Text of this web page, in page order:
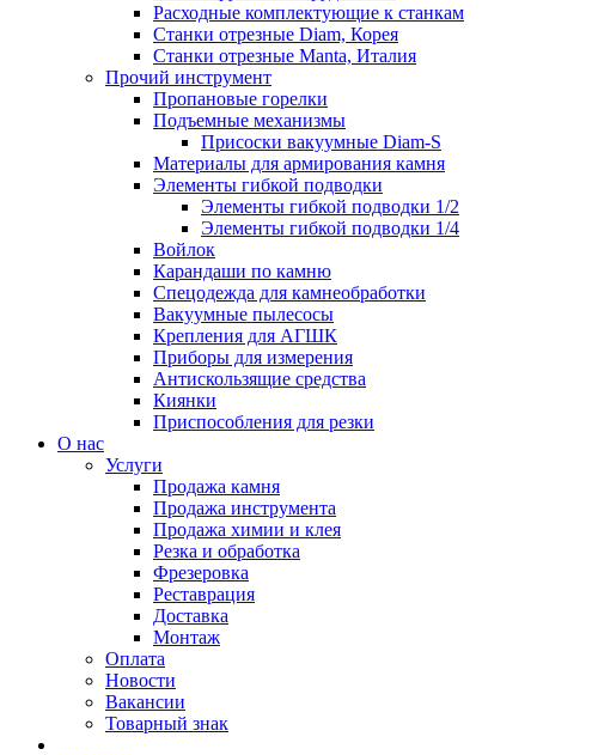
Расходные комплектующие к станкам
Станки отрезные Diam, Корея
Станки отрезные Manta, Италия
Прочий инструмент
Пропановые горелки
Подъeмные механизмы
Присоски вакуумные Diam-S
Материалы для армирования камня
Элементы гибкой подводки
Элементы гибкой подводки 1/2
Элементы гибкой подводки 1/4
Войлок
Карандаши по камню
Спецодежда для камнеобработки
Вакуумные пылесосы
Крепления для АГШК
Приборы для измерения
Антискользящие средства
Киянки
Приспособления для резки
О нас
Услуги
Продажа камня
Продажа инструмента
Продажа химии и клея
Резка и обработка
Фрезеровка
Реставрация
Доставка
Монтаж
Оплата
Новости
Вакансии
Товарный знак